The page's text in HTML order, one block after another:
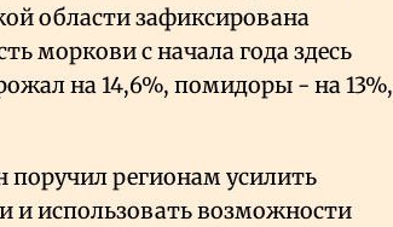
области зафиксирована
моркови с начала года здесь
на 14,6%, помидоры - на 13%,
регионам усилить
и использовать возможности